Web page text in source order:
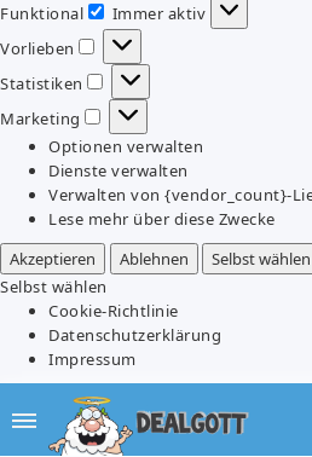
Funktional
Funktional
Immer aktiv
Vorlieben
Vorlieben
Statistiken
Statistiken
Marketing
Marketing
Optionen verwalten
Dienste verwalten
Verwalten von {vendor_count}-
Lese mehr über diese Zwecke
Akzeptieren
Ablehnen Selbst wählen
Selbst wählen
Cookie-Richtlinie
Datenschutzerklärung
Impressum